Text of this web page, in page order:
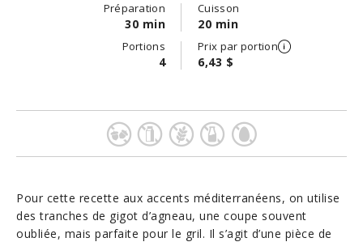
Préparation
30 min
Cuisson
20 min
Portions
4
Prix par portion
6,43 $
Pour cette recette aux accents méditerranéens, on utilise
des tranches de gigot d’agneau, une coupe souvent
oubliée, mais parfaite pour le gril. Il s’agit d’une pièce de